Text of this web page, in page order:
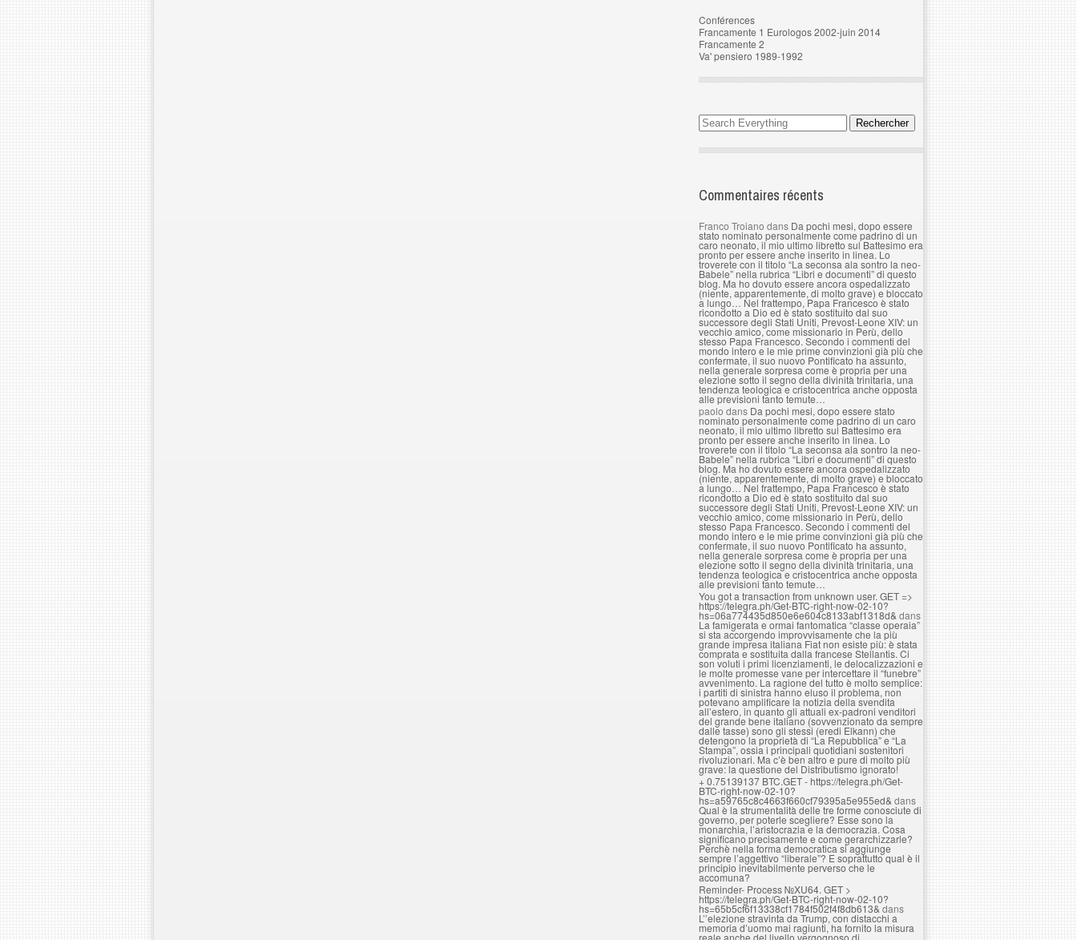
Conférences
Francamente 1 Eurologos 2002-juin 2014
Francamente 2
Va' pensiero 1989-1992
Commentaires récents
Franco Troiano dans Da pochi mesi, dopo essere
stato nominato personalmente come padrino di un
caro neonato, il mio ultimo libretto sul Battesimo era
pronto per essere anche inserito in linea. Lo
troverete con il titolo “La seconsa ala sontro la neo-
Babele” nella rubrica “Libri e documenti” di questo
blog. Ma ho dovuto essere ancora ospedalizzato
(niente, apparentemente, di molto grave) e bloccato
a lungo… Nel frattempo, Papa Francesco è stato
ricondotto a Dio ed è stato sostituito dal suo
successore degli Stati Uniti, Prevost-Leone XIV: un
vecchio amico, come missionario in Perù, dello
stesso Papa Francesco. Secondo i commenti del
mondo intero e le mie prime convinzioni già più che
confermate, il suo nuovo Pontificato ha assunto,
nella generale sorpresa come è propria per una
elezione sotto il segno della divinità trinitaria, una
tendenza teologica e cristocentrica anche opposta
alle previsioni tanto temute…
paolo dans Da pochi mesi, dopo essere stato
nominato personalmente come padrino di un caro
neonato, il mio ultimo libretto sul Battesimo era
pronto per essere anche inserito in linea. Lo
troverete con il titolo “La seconsa ala sontro la neo-
Babele” nella rubrica “Libri e documenti” di questo
blog. Ma ho dovuto essere ancora ospedalizzato
(niente, apparentemente, di molto grave) e bloccato
a lungo… Nel frattempo, Papa Francesco è stato
ricondotto a Dio ed è stato sostituito dal suo
successore degli Stati Uniti, Prevost-Leone XIV: un
vecchio amico, come missionario in Perù, dello
stesso Papa Francesco. Secondo i commenti del
mondo intero e le mie prime convinzioni già più che
confermate, il suo nuovo Pontificato ha assunto,
nella generale sorpresa come è propria per una
elezione sotto il segno della divinità trinitaria, una
tendenza teologica e cristocentrica anche opposta
alle previsioni tanto temute…
You got a transaction from unknown user. GЕТ =>
https://telegra.ph/Get-BTC-right-now-02-10?
hs=06a774435d850e6e604c8133abf1318d& dans
La famigerata e ormai fantomatica “classe operaia”
si sta accorgendo improvvisamente che la più
grande impresa italiana Fiat non esiste più: è stata
comprata e sostituita dalla francese Stellantis. Ci
son voluti i primi licenziamenti, le delocalizzazioni e
le molte promesse vane per intercettare il “funebre”
avvenimento. La ragione del tutto è molto semplice:
i partiti di sinistra hanno eluso il problema, non
potevano amplificare la notizia della svendita
all’estero, in quanto gli attuali ex-padroni venditori
del grande bene italiano (sovvenzionato da sempre
dalle tasse) sono gli stessi (eredi Elkann) che
detengono la proprietà di “La Repubblica” e “La
Stampa”, ossia i principali quotidiani sostenitori
rivoluzionari. Ma c’è ben altro e pure di molto più
grave: la questione del Distributismo ignorato!
+ 0.75139137 BTC.GET - https://telegra.ph/Get-
BTC-right-now-02-10?
hs=a59765c8c4663f660cf79395a5e955ed& dans
Qual è la strumentalità delle tre forme conosciute di
governo, per poterle scegliere? Esse sono la
monarchia, l’aristocrazia e la democrazia. Cosa
significano precisamente e come gerarchizzarle?
Perchè nella forma democratica si aggiunge
sempre l’aggettivo “liberale”? E soprattutto qual è il
principio inevitabilmente perverso che le
accomuna?
Reminder- Process №XU64. GET >
https://telegra.ph/Get-BTC-right-now-02-10?
hs=65b5cf6f13338cf1784f502f4f8db613& dans
L’’elezione stravinta da Trump, con distacchi a
memoria d’uomo mai ragiunti, ha fornito la misura
reale anche del livello vergognoso di